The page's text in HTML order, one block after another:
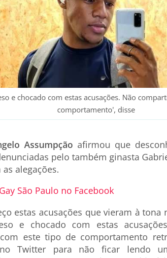
e chocado com estas acusações. Não
comportamento', disse
Assumpção afirmou que
pelo também ginasta
alegações.
São Paulo no Facebook
estas acusações que vieram à tona
e chocado com estas
este tipo de comportamento
Twitter para não ficar lendo